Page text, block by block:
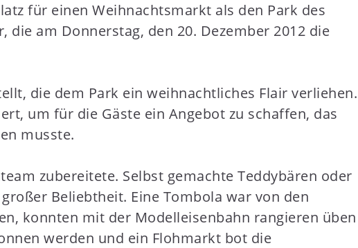
für einen Weihnachtsmarkt als den Park des
die am Donnerstag, den 20. Dezember 2012 die
die dem Park ein weihnachtliches Flair verliehen.
um für die Gäste ein Angebot zu schaffen, das
musste.
zubereitete. Selbst gemachte Teddybären oder
Beliebtheit. Eine Tombola war von den
konnten mit der Modelleisenbahn rangieren üben
werden und ein Flohmarkt bot die